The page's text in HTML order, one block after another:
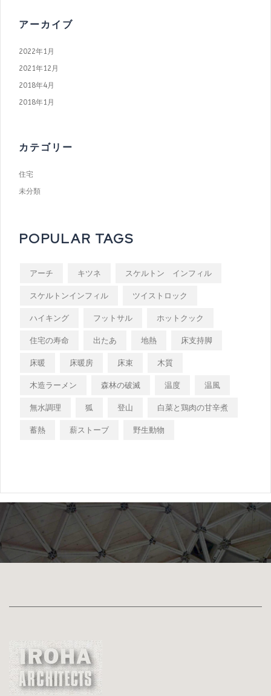
アーカイブ
2022年1月
2021年12月
2018年4月
2018年1月
カテゴリー
住宅
未分類
POPULAR TAGS
アーチ キツネ スケルトン インフィル
スケルトンインフィル ツイストロック
ハイキング フットサル ホットクック
住宅の寿命 出たあ 地熱 床支持脚
床暖 床暖房 床束 木質
木造ラーメン 森林の破滅 温度 温風
無水調理 狐 登山 白菜と鶏肉の甘辛煮
蓄熱 薪ストーブ 野生動物